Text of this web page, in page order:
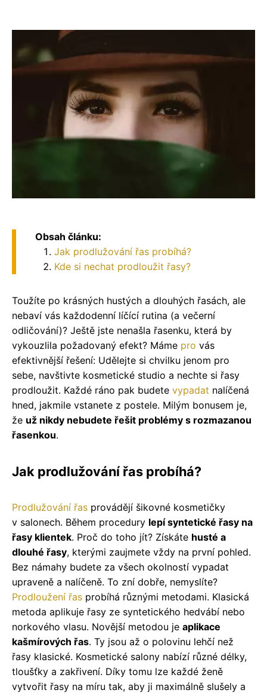
Obsah článku:
Jak prodlužování řas probíhá?
Kde si nechat prodloužit řasy?
Toužíte po krásných hustých a dlouhých řasách, ale
nebaví vás každodenní líčící rutina (a večerní
odličování)? Ještě jste nenašla řasenku, která by
vykouzlila požadovaný efekt? Máme pro vás
efektivnější řešení: Udělejte si chvilku jenom pro
sebe, navštivte kosmetické studio a nechte si řasy
prodloužit. Každé ráno pak budete vypadat nalíčená
hned, jakmile vstanete z postele. Milým bonusem je,
že už nikdy nebudete řešit problémy s rozmazanou
řasenkou.
Jak prodlužování řas probíhá?
Prodlužování řas provádějí šikovné kosmetičky
v salonech. Během procedury lepí syntetické řasy na
řasy klientek. Proč do toho jít? Získáte husté a
dlouhé řasy, kterými zaujmete vždy na první pohled.
Bez námahy budete za všech okolností vypadat
upraveně a nalíčeně. To zní dobře, nemyslíte?
Prodloužení řas probíhá různými metodami. Klasická
metoda aplikuje řasy ze syntetického hedvábí nebo
norkového vlasu. Novější metodou je aplikace
kašmírových řas. Ty jsou až o polovinu lehčí než
řasy klasické. Kosmetické salony nabízí různé délky,
tloušťky a zakřivení. Díky tomu lze každé ženě
vytvořit řasy na míru tak, aby ji maximálně slušely a